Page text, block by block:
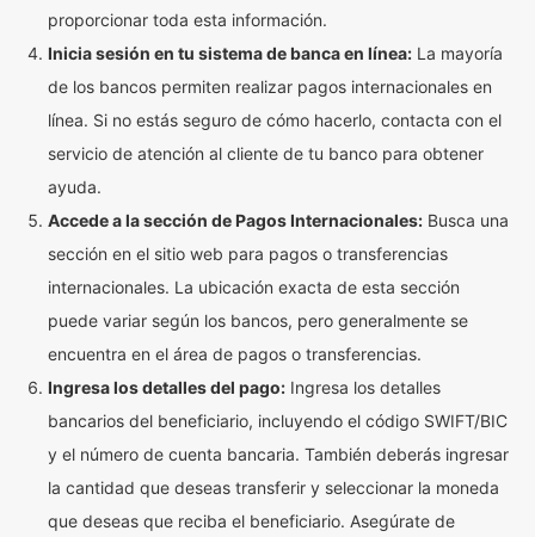
proporcionar toda esta información.
Inicia sesión en tu sistema de banca en línea: La mayoría
de los bancos permiten realizar pagos internacionales en
línea. Si no estás seguro de cómo hacerlo, contacta con el
servicio de atención al cliente de tu banco para obtener
ayuda.
Accede a la sección de Pagos Internacionales: Busca una
sección en el sitio web para pagos o transferencias
internacionales. La ubicación exacta de esta sección
puede variar según los bancos, pero generalmente se
encuentra en el área de pagos o transferencias.
Ingresa los detalles del pago: Ingresa los detalles
bancarios del beneficiario, incluyendo el código SWIFT/BIC
y el número de cuenta bancaria. También deberás ingresar
la cantidad que deseas transferir y seleccionar la moneda
que deseas que reciba el beneficiario. Asegúrate de